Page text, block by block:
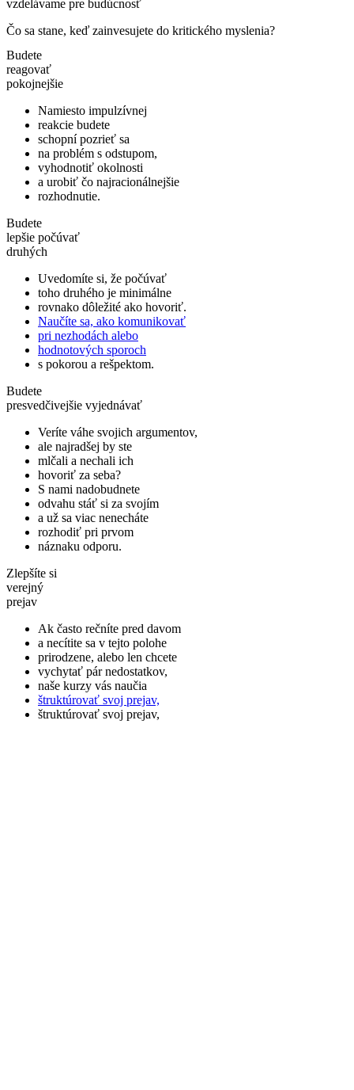
vzdelávame pre budúcnosť
Čo sa stane, keď zainvesujete do kritického myslenia?
Budete
reagovať
pokojnejšie
Namiesto impulzívnej
reakcie budete
schopní pozrieť sa
na problém s odstupom,
vyhodnotiť okolnosti
a urobiť čo najracionálnejšie
rozhodnutie.
Budete
lepšie počúvať
druhých
Uvedomíte si, že počúvať
toho druhého je minimálne
rovnako dôležité ako hovoriť.
Naučíte sa, ako komunikovať
pri nezhodách alebo
hodnotových sporoch
s pokorou a rešpektom.
Budete
presvedčivejšie vyjednávať
Veríte váhe svojich argumentov,
ale najradšej by ste
mlčali a nechali ich
hovoriť za seba?
S nami nadobudnete
odvahu stáť si za svojím
a už sa viac nenecháte
rozhodiť pri prvom
náznaku odporu.
Zlepšíte si
verejný
prejav
Ak často rečníte pred davom
a necítite sa v tejto polohe
prirodzene, alebo len chcete
vychytať pár nedostatkov,
naše kurzy vás naučia
štruktúrovať svoj prejav,
štruktúrovať svoj prejav,